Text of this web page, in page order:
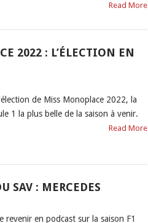
Read More
2022 : L’ÉLECTION EN
de Miss Monoplace 2022, la
1 la plus belle de la saison à venir.
Read More
SAV : MERCEDES
revenir en podcast sur la saison F1